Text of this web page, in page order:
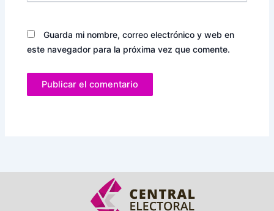
Guarda mi nombre, correo electrónico y web en
este navegador para la próxima vez que comente.